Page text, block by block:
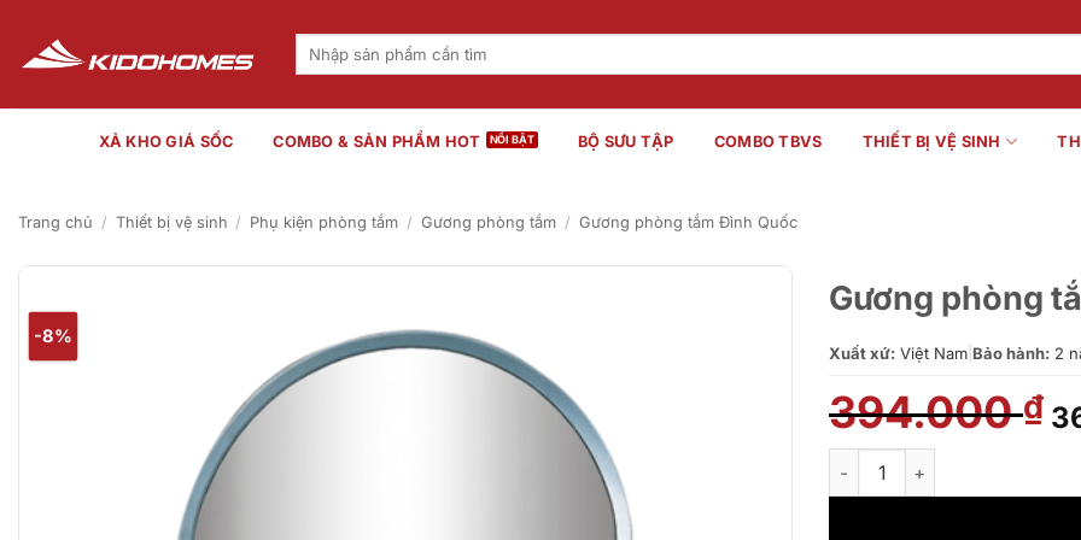
nội
dung
Tìm
XẢ KHO GIÁ SỐC COMBO & SẢN PHẨM HOT BỘ SƯU TẬP COMBO TBVS THIẾT BỊ VỆ SINH
Trang chủ / Thiết bị vệ sinh / Phụ kiện phòng tắm / Gương phòng tắm / Gương phòng tắm Đình Quốc
-8%
Gương phòng
Xuất xứ: Việt Nam Bảo hành: 2
394.000₫
Gương phòng tắm Đình Quốc